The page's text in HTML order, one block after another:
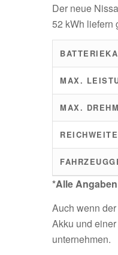
Der neue
52 kWh liefern
MAX.
MAX.
REICHWEITE
*Alle
Auch wenn
Akku und
unternehmen.